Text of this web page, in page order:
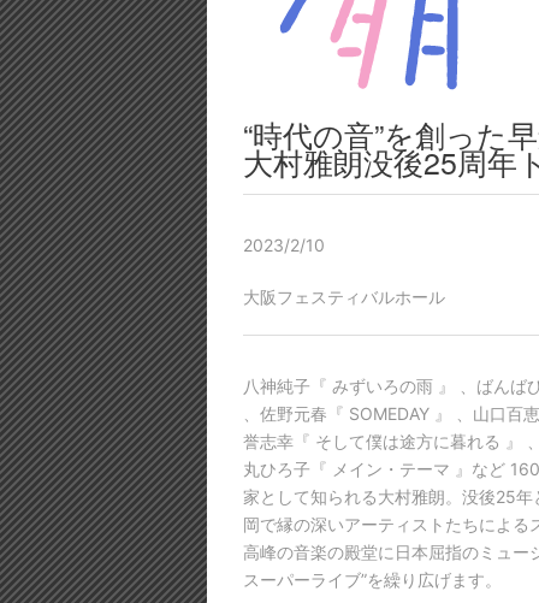
“時代の音”を創った
大村雅朗没後25周年
2023/2/10
大阪フェスティバルホール
八神純子『 みずいろの雨 』 、ばんば
、佐野元春『 SOMEDAY 』 、山口
誉志幸『 そして僕は途方に暮れる 』
丸ひろ子『 メイン・テーマ 』など
家として知られる大村雅朗。没後25
岡で縁の深いアーティストたちによ
高峰の音楽の殿堂に日本屈指のミュー
スーパーライブ”を繰り広げます。